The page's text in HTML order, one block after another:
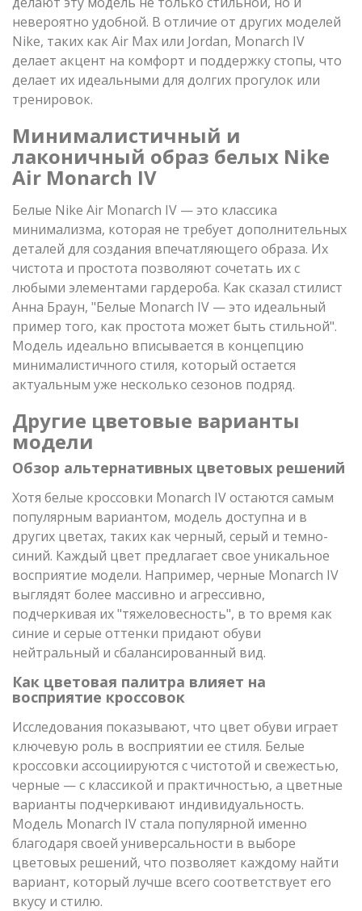
невероятно удобной. В отличие от других моделей
Nike, таких как Air Max или Jordan, Monarch IV
делает акцент на комфорт и поддержку стопы, что
делает их идеальными для долгих прогулок или
тренировок.
Минималистичный и
лаконичный образ белых Nike
Air Monarch IV
Белые Nike Air Monarch IV — это классика
минимализма, которая не требует дополнительных
деталей для создания впечатляющего образа. Их
чистота и простота позволяют сочетать их с
любыми элементами гардероба. Как сказал стилист
Анна Браун, "Белые Monarch IV — это идеальный
пример того, как простота может быть стильной".
Модель идеально вписывается в концепцию
минималистичного стиля, который остается
актуальным уже несколько сезонов подряд.
Другие цветовые варианты
модели
Обзор альтернативных цветовых решений
Хотя белые кроссовки Monarch IV остаются самым
популярным вариантом, модель доступна и в
других цветах, таких как черный, серый и темно-
синий. Каждый цвет предлагает свое уникальное
восприятие модели. Например, черные Monarch IV
выглядят более массивно и агрессивно,
подчеркивая их "тяжеловесность", в то время как
синие и серые оттенки придают обуви
нейтральный и сбалансированный вид.
Как цветовая палитра влияет на
восприятие кроссовок
Исследования показывают, что цвет обуви играет
ключевую роль в восприятии ее стиля. Белые
кроссовки ассоциируются с чистотой и свежестью,
черные — с классикой и практичностью, а цветные
варианты подчеркивают индивидуальность.
Модель Monarch IV стала популярной именно
благодаря своей универсальности в выборе
цветовых решений, что позволяет каждому найти
вариант, который лучше всего соответствует его
вкусу и стилю.